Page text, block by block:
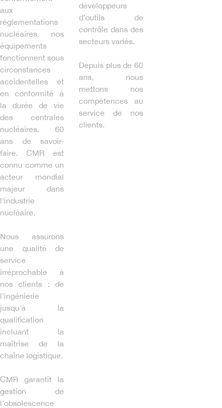
aux
réglementations
nucléaires, nos
équipements
fonctionnent sous
circonstances
accidentelles et
en conformité à
la durée de vie
des centrales
nucléaires. 60
ans de savoir-
faire. CMR est
connu comme un
acteur mondial
majeur dans
l'industrie
nucléaire.
Nous assurons
une qualité de
service
irréprochable à
nos clients : de
l'ingénierie
jusqu'à la
qualification
incluant la
maîtrise de la
chaîne logistique.
CMR garantit la
gestion de
l'obsolescence
développeurs
d’outils de
contrôle dans des
secteurs variés.
Depuis plus de 60
ans, nous
mettons nos
compétences au
service de nos
clients.